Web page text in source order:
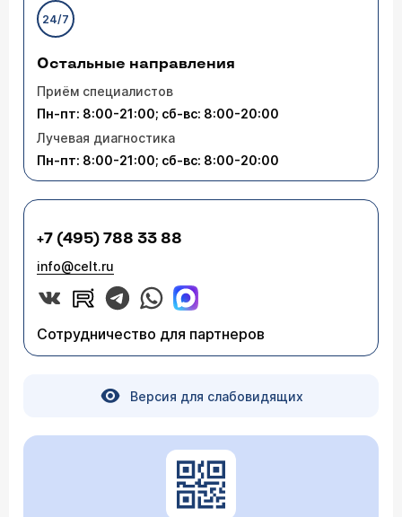
24/7
Остальные направления
Приём специалистов
Пн-пт: 8:00-21:00; сб-вс: 8:00-20:00
Лучевая диагностика
Пн-пт: 8:00-21:00; сб-вс: 8:00-20:00
+7 (495) 788 33 88
info@celt.ru
Сотрудничество для партнеров
Версия для слабовидящих